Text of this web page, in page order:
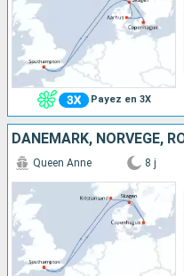
Payez en 3X
DANEMARK, NORVÈGE,
Queen Anne 8 j